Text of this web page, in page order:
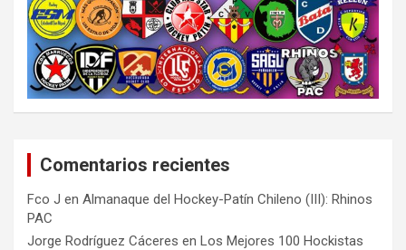
Comentarios recientes
Fco J en Almanaque del Hockey-Patín Chileno (III): Rhinos
PAC
Jorge Rodríguez Cáceres en Los Mejores 100 Hockistas